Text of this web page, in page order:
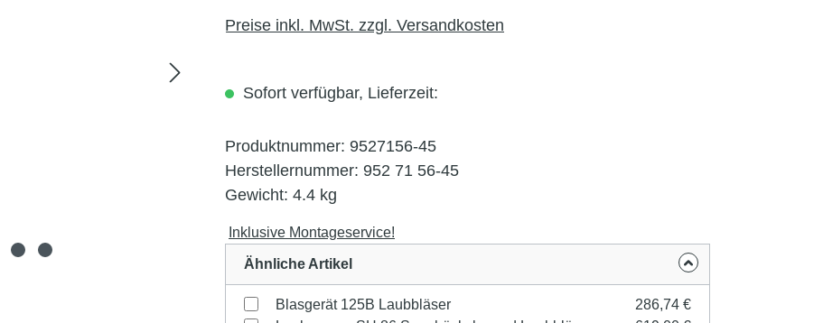
Preise inkl. MwSt. zzgl. Versandkosten
Sofort verfügbar, Lieferzeit:
Produktnummer: 9527156-45
Herstellernummer: 952 71 56-45
Gewicht: 4.4 kg
Inklusive Montageservice!
Ähnliche Artikel
Blasgerät 125B Laubbläser
286,74 €